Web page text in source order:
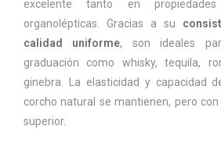
excelente tanto en
organolépticas. Gracias a su
calidad uniforme, son ideales
graduación como whisky, tequila,
ginebra. La elasticidad y capacidad
corcho natural se mantienen, pero
superior.